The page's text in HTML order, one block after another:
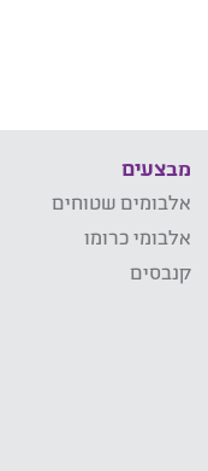
מבצעים
אלבומים שטוחים
אלבומי כרומו
קנבסים